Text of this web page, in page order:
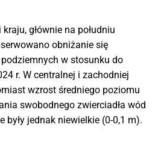
głównie na południu
obniżanie się
w stosunku do
r. W centralnej i zachodniej
wzrost średniego poziomu
swobodnego zwierciadła wód
były jednak niewielkie (0-0,1 m).